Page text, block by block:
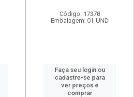
Código: 17378
Embalagem: 01-UND
Faça seu login ou
cadastre-se para
ver preços e
comprar